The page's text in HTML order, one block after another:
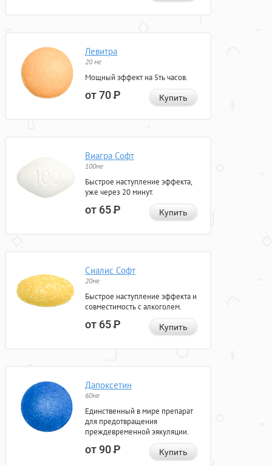
Левитра
20 мг
Мощный эффект на 5ть часов.
от 70Р Купить
Виагра Софт
100мг
Быстрое наступление эффекта,
уже через 20 минут.
от 65Р Купить
Сиалис Софт
20мг
Быстрое наступление эффекта и
совместимость с алкоголем.
от 65Р Купить
Дапоксетин
60мг
Единственный в мире препарат
для предотвращения
преждевременной эякуляции.
от 90Р Купить